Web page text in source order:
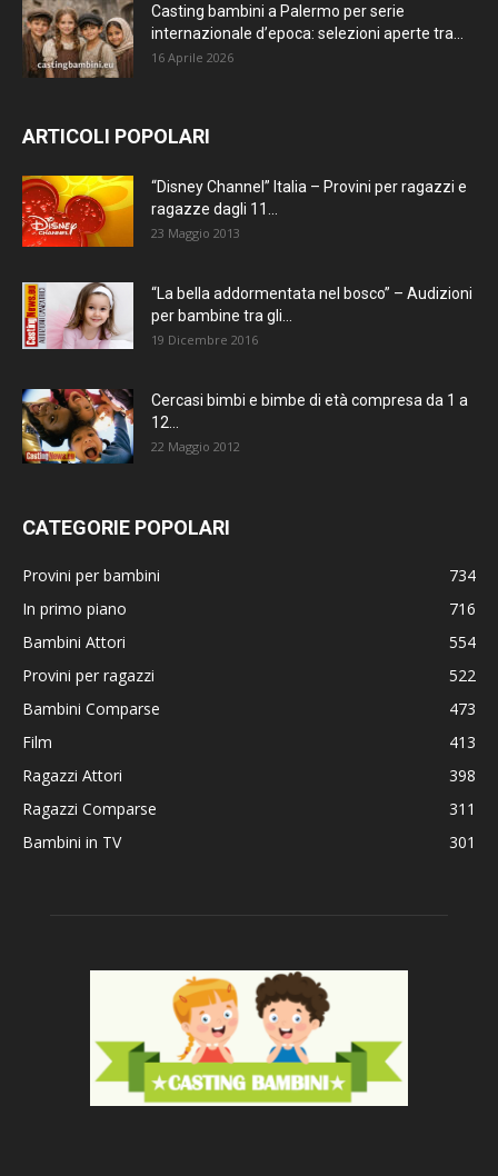
Casting bambini a Palermo per serie
internazionale d’epoca: selezioni aperte tra...
16 Aprile 2026
ARTICOLI POPOLARI
“Disney Channel” Italia – Provini per ragazzi e
ragazze dagli 11...
23 Maggio 2013
“La bella addormentata nel bosco” – Audizioni
per bambine tra gli...
19 Dicembre 2016
Cercasi bimbi e bimbe di età compresa da 1 a
12...
22 Maggio 2012
CATEGORIE POPOLARI
Provini per bambini
734
In primo piano
716
Bambini Attori
554
Provini per ragazzi
522
Bambini Comparse
473
Film
413
Ragazzi Attori
398
Ragazzi Comparse
311
Bambini in TV
301